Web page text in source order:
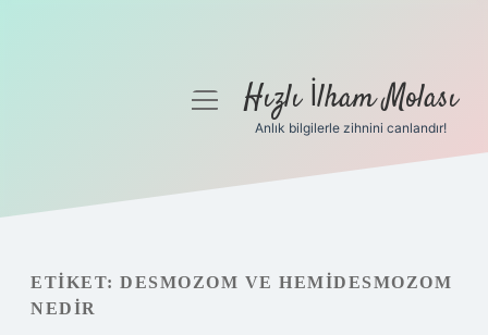
Gizlilik Politikası
Hakkımızda
menüyüHızlı İlham Molası
Anlık bilgilerle zihnini canlandır!
ETIKET: DESMOZOM VE HEMIDESMOZOM
NEDIR